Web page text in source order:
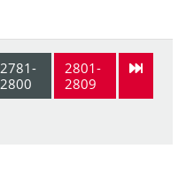
2781-
2800
2801-
2809